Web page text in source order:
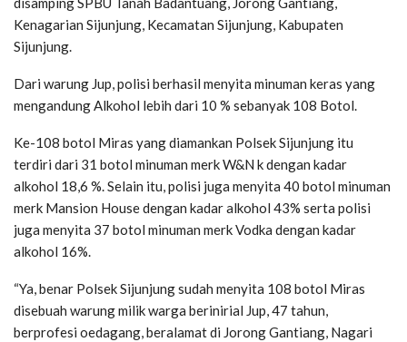
Kenagarian Sijunjung, Kecamatan Sijunjung, Kabupaten
Sijunjung.
Dari warung Jup, polisi berhasil menyita minuman keras yang
mengandung Alkohol lebih dari 10 % sebanyak 108 Botol.
Ke-108 botol Miras yang diamankan Polsek Sijunjung itu
terdiri dari 31 botol minuman merk W&N k dengan kadar
alkohol 18,6 %. Selain itu, polisi juga menyita 40 botol minuman
merk Mansion House dengan kadar alkohol 43% serta polisi
juga menyita 37 botol minuman merk Vodka dengan kadar
alkohol 16%.
“Ya, benar Polsek Sijunjung sudah menyita 108 botol Miras
disebuah warung milik warga berinirial Jup, 47 tahun,
berprofesi oedagang, beralamat di Jorong Gantiang, Nagari